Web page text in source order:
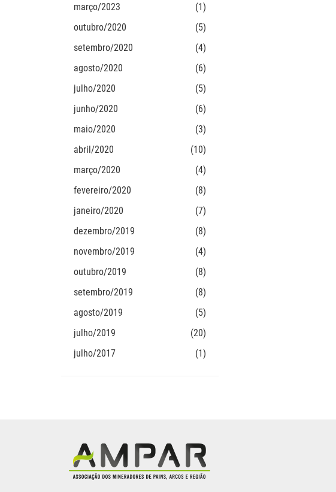
(1)
março/2023
(5)
outubro/2020
(4)
setembro/2020
(6)
agosto/2020
(5)
julho/2020
(6)
junho/2020
(3)
maio/2020
(10)
abril/2020
(4)
março/2020
(8)
fevereiro/2020
(7)
janeiro/2020
(8)
dezembro/2019
(4)
novembro/2019
(8)
outubro/2019
(8)
setembro/2019
(5)
agosto/2019
(20)
julho/2019
(1)
julho/2017